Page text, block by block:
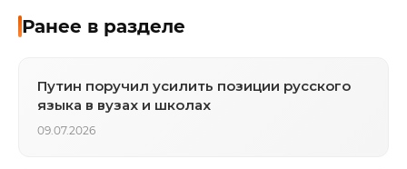
Ранее в разделе
Путин поручил усилить позиции русского
языка в вузах и школах
09.07.2026